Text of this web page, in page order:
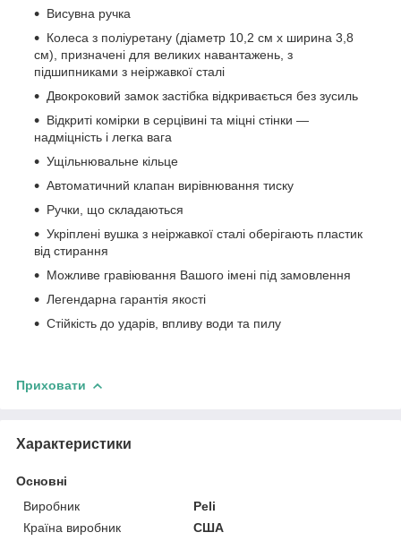
Висувна ручка
Колеса з поліуретану (діаметр 10,2 см х ширина 3,8
см), призначені для великих навантажень, з
підшипниками з неіржавкої сталі
Двокроковий замок застібка відкривається без зусиль
Відкриті комірки в серцівині та міцні стінки —
надміцність і легка вага
Ущільнювальне кільце
Автоматичний клапан вирівнювання тиску
Ручки, що складаються
Укріплені вушка з неіржавкої сталі оберігають пластик
від стирання
Можливе гравіювання Вашого імені під замовлення
Легендарна гарантія якості
Стійкість до ударів, впливу води та пилу
Приховати
Характеристики
Основні
Виробник
Peli
Країна виробник
США